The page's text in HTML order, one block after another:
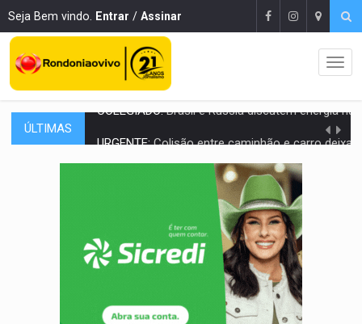
Seja Bem vindo. Entrar / Assinar
ÚLTIMAS Colisão entre caminhão e carro deixa quatro mortos e um em
ENCONTRO:Amazônia Negra ganha projeção nacional com participação de
Porto Velho tem chances de chuvas isoladas nesta
SINDICATOS UNIDOS: Assembleia Geral delibera greve da educação
PROCESSO SELETIVO: Rondoniaovivo abre oficina de Comunicação com
MPRO lança de portal e promove reflexão sobre trajetória da